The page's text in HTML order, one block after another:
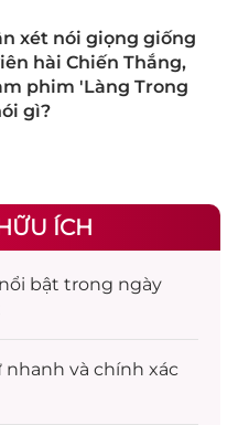
xét nói giọng giống
hài Chiến Thắng,
phim 'Làng Trong
gì?
ÍCH
nổi bật trong ngày
nhanh và chính xác